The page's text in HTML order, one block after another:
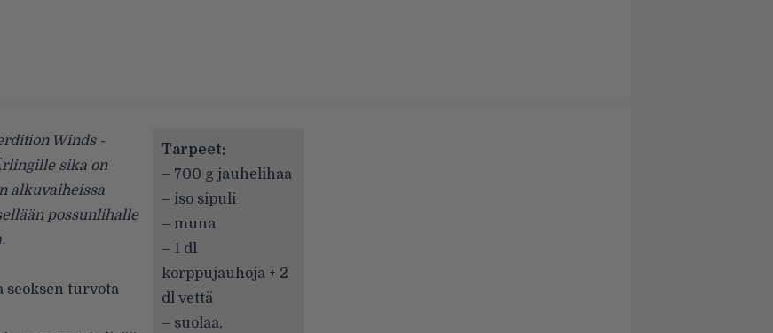
Tarpeet:
– 700 g jauhelihaa
– iso sipuli
– muna
– 1 dl
korppujauhoja + 2
dl vettä
– suolaa,
Winds -
sika on
alkuvaiheissa
possunlihalle
seoksen turvota